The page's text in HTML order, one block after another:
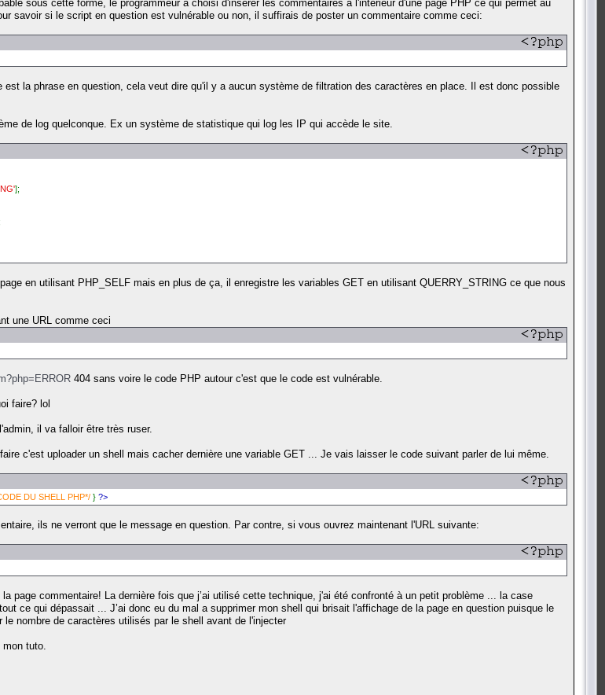
sous cette forme, le programmeur a choisi d'insérer les commentaires a l'intérieur d'une page PHP ce qui permet au
savoir si le script en question est vulnérable ou non, il suffirais de poster un commentaire comme ceci:
la phrase en question, cela veut dire qu'il y a aucun système de filtration des caractères en place. Il est donc possible
de log quelconque. Ex un système de statistique qui log les IP qui accède le site.
];
en utilisant PHP_SELF mais en plus de ça, il enregistre les variables GET en utilisant QUERRY_STRING ce que nous
une URL comme ceci
404 sans voire le code PHP autour c'est que le code est vulnérable.
faire? lol
il va falloir être très ruser.
c'est uploader un shell mais cacher dernière une variable GET ... Je vais laisser le code suivant parler de lui même.
DU SHELL PHP*/ } ?>
ils ne verront que le message en question. Par contre, si vous ouvrez maintenant l'URL suivante:
page commentaire! La dernière fois que j’ai utilisé cette technique, j'ai été confronté à un petit problème ... la case
ce qui dépassait ... J’ai donc eu du mal a supprimer mon shell qui brisait l'affichage de la page en question puisque le
nombre de caractères utilisés par le shell avant de l'injecter
tuto.